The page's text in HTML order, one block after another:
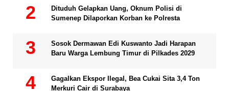
Dituduh Gelapkan Uang, Oknum Polisi di
Sumenep Dilaporkan Korban ke Polresta
Sosok Dermawan Edi Kuswanto Jadi Harapan
Baru Warga Lembung Timur di Pilkades 2029
Gagalkan Ekspor Ilegal, Bea Cukai Sita 3,4 Ton
Merkuri Cair di Surabaya